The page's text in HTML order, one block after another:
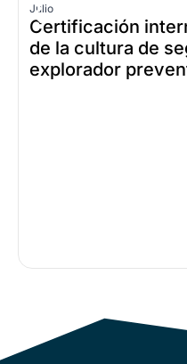
Julio
Certificación
de la cultura de
explorador
educativa